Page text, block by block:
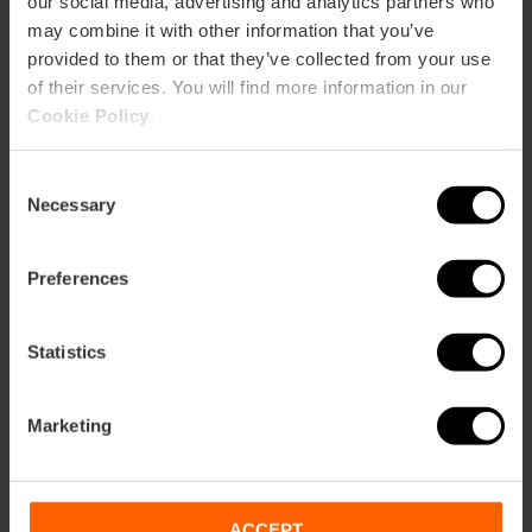
may combine it with other information that you’ve
provided to them or that they’ve collected from your use
of their services. You will find more information in our
Cookie Policy
Selection
Necessary
Preferences
Statistics
Marketing
55
Come arrivare
L10
95
Calle Marqués de Lozoya, 4 46013 València